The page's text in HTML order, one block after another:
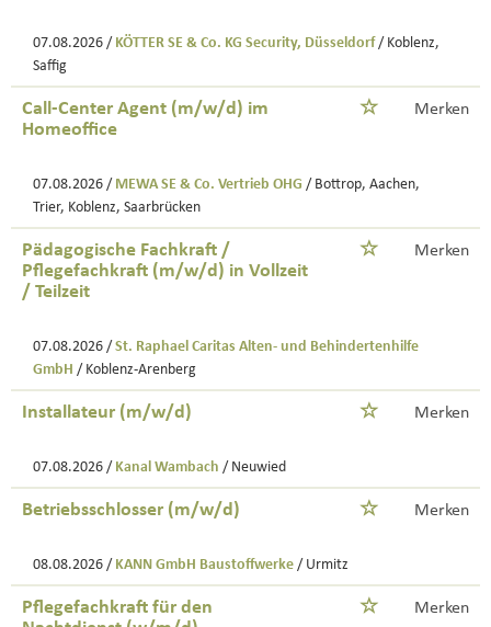
07.08.2026 / KÖTTER SE & Co. KG Security, Düsseldorf / Koblenz,
Saffig
Call-Center Agent (m/w/d) im
Homeoffice
Merken
07.08.2026 / MEWA SE & Co. Vertrieb OHG / Bottrop, Aachen,
Trier, Koblenz, Saarbrücken
Pädagogische Fachkraft /
Pflegefachkraft (m/w/d) in Vollzeit
/ Teilzeit
Merken
07.08.2026 / St. Raphael Caritas Alten- und Behindertenhilfe
GmbH / Koblenz-Arenberg
Installateur (m/w/d) Merken
07.08.2026 / Kanal Wambach / Neuwied
Betriebsschlosser (m/w/d) Merken
08.08.2026 / KANN GmbH Baustoffwerke / Urmitz
Pflegefachkraft für den
Merken